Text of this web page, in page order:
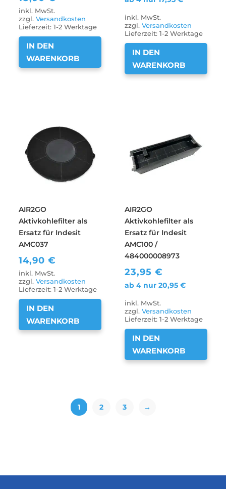
inkl. MwSt.
zzgl.Versandkosten
Lieferzeit:1-2 Werktage
IN DEN
WARENKORB
inkl. MwSt.
zzgl.Versandkosten
Lieferzeit:1-2 Werktage
IN DEN
WARENKORB
AIR2GO
Aktivkohlefilter als
Ersatz für Indesit
AMC037
14,90€
inkl. MwSt.
zzgl.Versandkosten
Lieferzeit:1-2 Werktage
IN DEN
WARENKORB
AIR2GO
Aktivkohlefilter als
Ersatz für Indesit
AMC100 /
484000008973
23,95€
ab 4 nur20,95€
inkl. MwSt.
zzgl.Versandkosten
Lieferzeit:1-2 Werktage
IN DEN
WARENKORB
1 2 3 →